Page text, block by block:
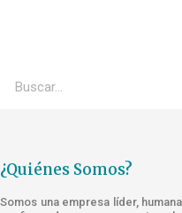
¿Quiénes Somos?
Somos una empresa líder,